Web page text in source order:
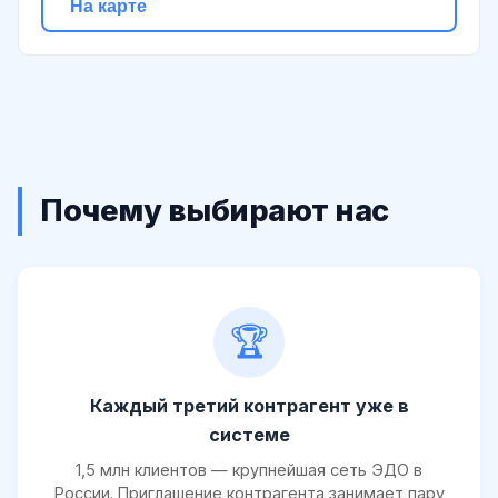
На карте
Почему выбирают нас
🏆
Каждый третий контрагент уже в
системе
1,5 млн клиентов — крупнейшая сеть ЭДО в
России. Приглашение контрагента занимает пару